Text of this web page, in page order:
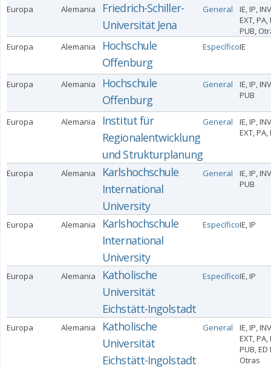
Europa Alemania
Friedrich-Schiller-
Universität Jena
General
IE, IP,
EXT, PA,
PUB,
Europa
Alemania
Hochschule
Offenburg
EspecíficoIE
Europa Alemania
Hochschule
Offenburg
General
IE, IP,
PUB
Europa Alemania
Institut für
Regionalentwicklung
und Strukturplanung
General
IE, IP,
EXT, PA,
Europa Alemania
Karlshochschule
International
University
General
IE, IP,
PUB
Europa Alemania
Karlshochschule
International
University
EspecíficoIE, IP
Europa Alemania
Katholische
Universität
Eichstätt-Ingolstadt
EspecíficoIE, IP
Europa Alemania
Katholische
Universität
Eichstätt-Ingolstadt
General
IE, IP,
EXT, PA,
PUB, ED
Otras